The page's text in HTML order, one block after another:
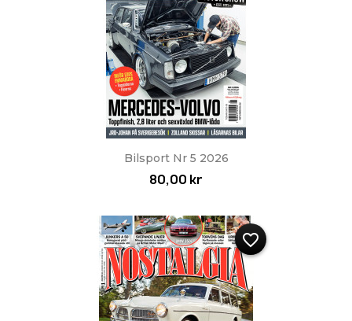
Bilsport Nr 5 2026
80,00 kr
favorite_border